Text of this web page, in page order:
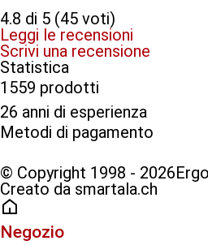
4.8 di 5 (45 voti)
Leggi le recensioni
Scrivi una recensione
Statistica
1559 prodotti
26 anni di esperienza
Metodi di pagamento​
© Copyright 1998 -
Creato da smartala.ch
Negozio